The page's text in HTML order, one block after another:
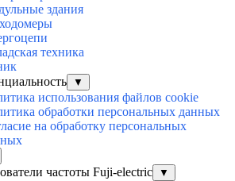
здания
техника
▼
использования файлов cookie
обработки персональных данных
на обработку персональных
частоты Fuji-electric ▼